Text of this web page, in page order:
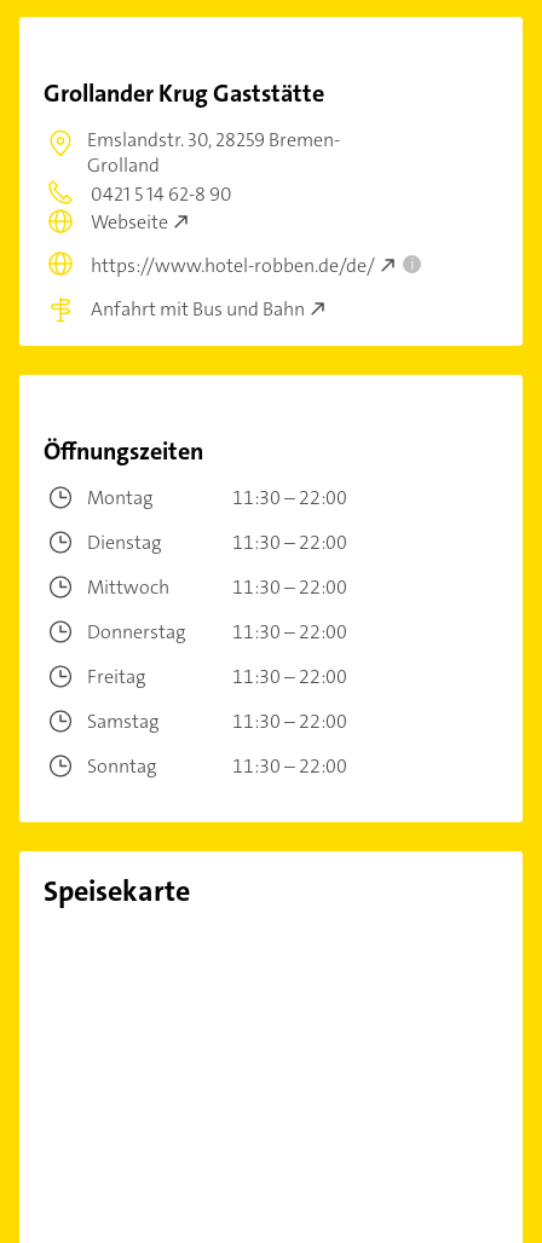
Grollander Krug Gaststätte
Emslandstr. 30,28259 Bremen-
Grolland
0421 5 14 62-8 90
Webseite
https://www.hotel-robben.de/de/
i
Anfahrt mit Bus und Bahn
Öffnungszeiten
Montag
11:30 – 22:00
Dienstag
11:30 – 22:00
Mittwoch
11:30 – 22:00
Donnerstag
11:30 – 22:00
Freitag
11:30 – 22:00
Samstag
11:30 – 22:00
Sonntag
11:30 – 22:00
Speisekarte